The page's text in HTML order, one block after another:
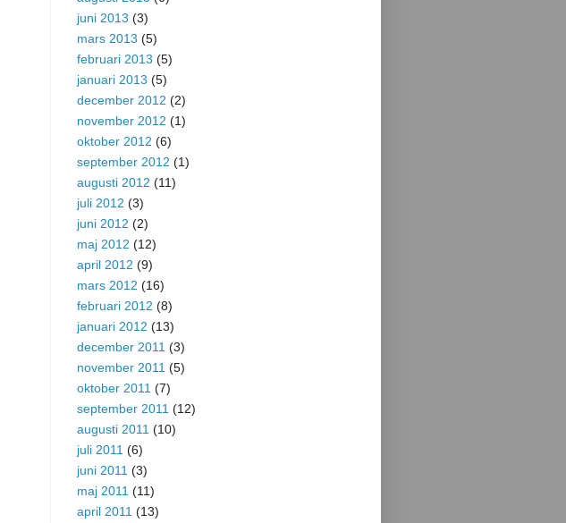
juni 2013 (3)
mars 2013 (5)
februari 2013 (5)
januari 2013 (5)
december 2012 (2)
november 2012 (1)
oktober 2012 (6)
september 2012 (1)
augusti 2012 (11)
juli 2012 (3)
juni 2012 (2)
maj 2012 (12)
april 2012 (9)
mars 2012 (16)
februari 2012 (8)
januari 2012 (13)
december 2011 (3)
november 2011 (5)
oktober 2011 (7)
september 2011 (12)
augusti 2011 (10)
juli 2011 (6)
juni 2011 (3)
maj 2011 (11)
april 2011 (13)